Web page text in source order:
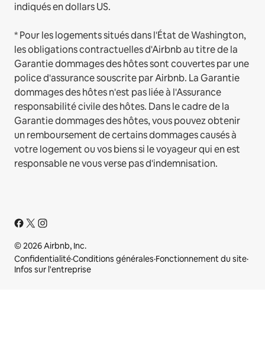
indiqués en dollars US.
* Pour les logements situés dans l'État de Washington,
les obligations contractuelles d'Airbnb au titre de la
Garantie dommages des hôtes sont couvertes par une
police d'assurance souscrite par Airbnb. La Garantie
dommages des hôtes n'est pas liée à l'Assurance
responsabilité civile des hôtes. Dans le cadre de la
Garantie dommages des hôtes, vous pouvez obtenir
un remboursement de certains dommages causés à
votre logement ou vos biens si le voyageur qui en est
responsable ne vous verse pas d'indemnisation.
© 2026 Airbnb, Inc.
Confidentialité·Conditions générales·Fonctionnement du site·
Infos sur l'entreprise